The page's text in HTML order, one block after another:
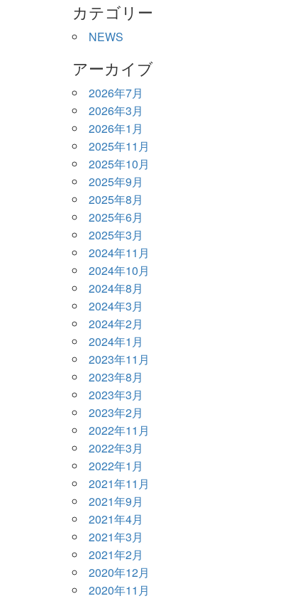
カテゴリー
NEWS
アーカイブ
2026年7月
2026年3月
2026年1月
2025年11月
2025年10月
2025年9月
2025年8月
2025年6月
2025年3月
2024年11月
2024年10月
2024年8月
2024年3月
2024年2月
2024年1月
2023年11月
2023年8月
2023年3月
2023年2月
2022年11月
2022年3月
2022年1月
2021年11月
2021年9月
2021年4月
2021年3月
2021年2月
2020年12月
2020年11月